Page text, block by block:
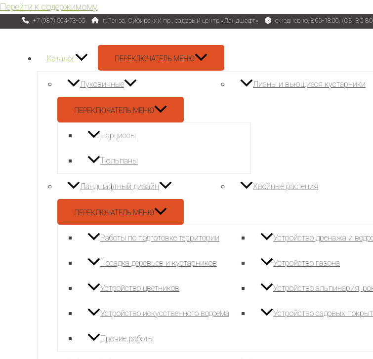
Перейти к содержимому
+7 (987) 504-73-55 г.Пенза, Сибирский пр., садовый центр «Ландшафт» ежедневно, 8:00-18:00, (СБ, ВС
Каталог ПЕРЕКЛЮЧАТЕЛЬ МЕНЮ
Луковичные
ПЕРЕКЛЮЧАТЕЛЬ МЕНЮ
Нарциссы
Тюльпаны
Лианы и вьющиеся кустарники
Ландшафтный дизайн
ПЕРЕКЛЮЧАТЕЛЬ МЕНЮ
Работы по подготовке территории Устройство дренажа и
Посадка деревьев и кустарников Устройство газона
Устройство цветников Устройство альпинария,
Устройство искусственного водоема Устройство садовых
Прочие работы
Хвойные растения